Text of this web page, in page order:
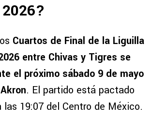
Cuartos de Final de la Liguilla
entre Chivas y Tigres se
el próximo sábado 9 de mayo
. El partido está pactado
las 19:07 del Centro de México.